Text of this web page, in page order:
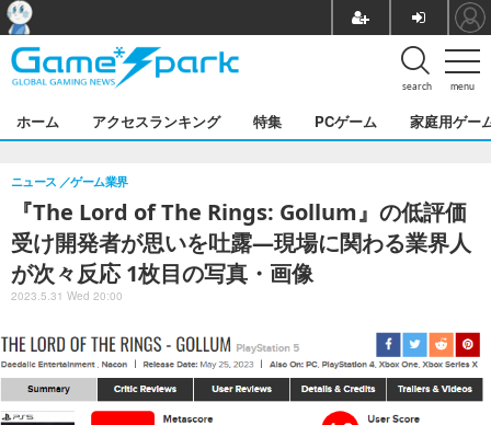
menu
search
ホーム アクセスランキング 特集 PCゲーム 家庭用ゲー
『The Lord of The Rings: Gollum』の低評価
受け開発者が思いを吐露―現場に関わる業界人
が次々反応 1枚目の写真・画像
ニュース ゲーム業界
2023.5.31 Wed 20:00